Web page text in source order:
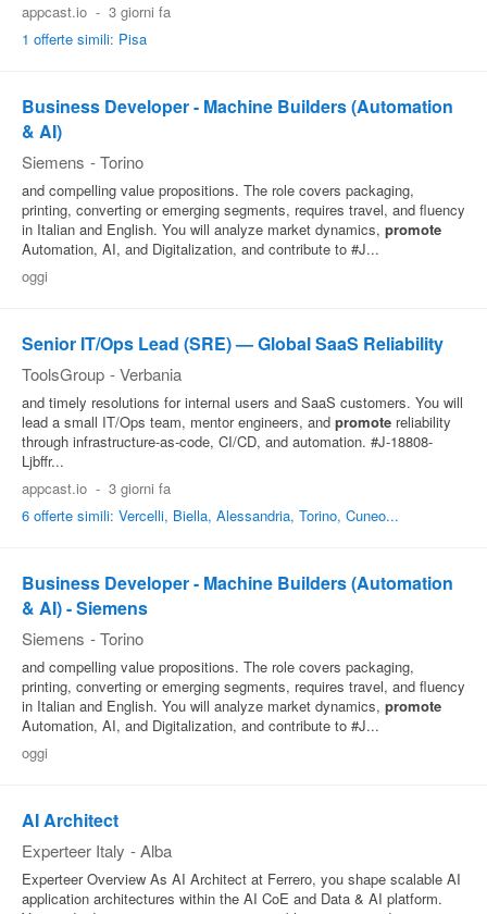
appcast.io - 3 giorni fa
1 offerte simili: Pisa
Business Developer - Machine Builders (Automation
& AI)
Siemens - Torino
and compelling value propositions. The role covers packaging,
printing, converting or emerging segments, requires travel, and fluency
in Italian and English. You will analyze market dynamics, promote
Automation, AI, and Digitalization, and contribute to #J...
oggi
Senior IT/Ops Lead (SRE) — Global SaaS Reliability
ToolsGroup - Verbania
and timely resolutions for internal users and SaaS customers. You will
lead a small IT/Ops team, mentor engineers, and promote reliability
through infrastructure-as-code, CI/CD, and automation. #J-18808-
Ljbffr...
appcast.io - 3 giorni fa
6 offerte simili: Vercelli, Biella, Alessandria, Torino, Cuneo...
Business Developer - Machine Builders (Automation
& AI) - Siemens
Siemens - Torino
and compelling value propositions. The role covers packaging,
printing, converting or emerging segments, requires travel, and fluency
in Italian and English. You will analyze market dynamics, promote
Automation, AI, and Digitalization, and contribute to #J...
oggi
AI Architect
Experteer Italy - Alba
Experteer Overview As AI Architect at Ferrero, you shape scalable AI
application architectures within the AI CoE and Data & AI platform.